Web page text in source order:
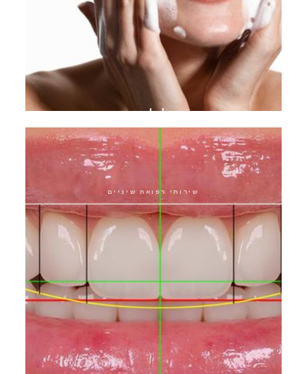
תוכנית טיפול להפסקת אקנה
שירותי רפואת שיניים